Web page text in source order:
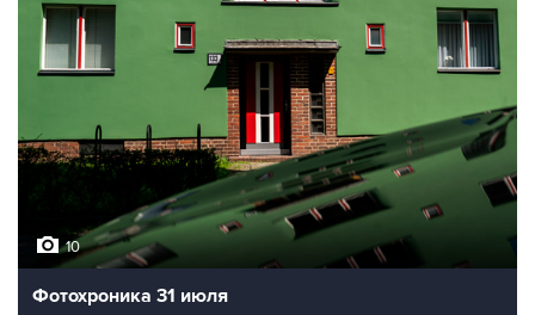
10
Фотохроника 31 июля